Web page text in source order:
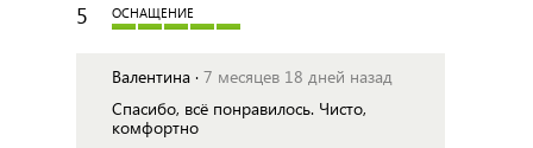
5 ОСНАЩЕНИЕ
Валентина · 7 месяцев 18 дней назад
Спасибо, всё понравилось. Чисто,
комфортно